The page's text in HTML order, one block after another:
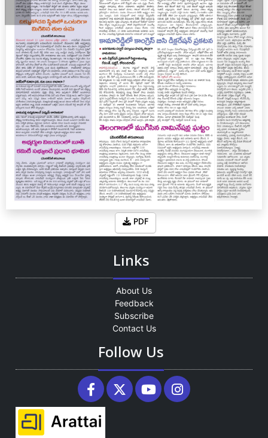
PDF
Links
About Us
Feedback
Subscribe
Contact Us
Follow Us